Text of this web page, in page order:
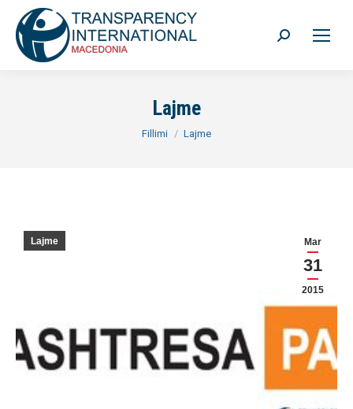
Search:
Lajme
You are here:
Fillimi Lajme
Mar
31
2015
Lajme